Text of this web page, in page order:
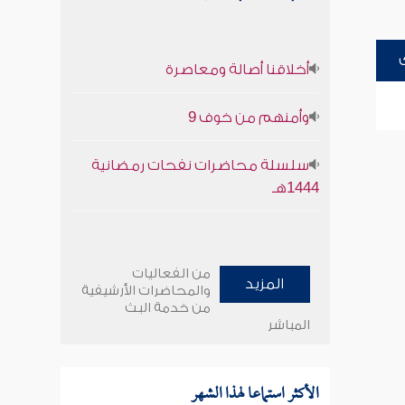
أخلاقنا أصالة ومعاصرة
وأمنهم من خوف 9
سلسلة محاضرات نفحات رمضانية
1444هـ
المزيد
من الفعاليات
والمحاضرات الأرشيفية
من خدمة البث
المباشر
الأكثر استماعا لهذا الشهر